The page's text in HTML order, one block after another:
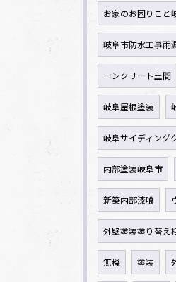
お家のお困りこと
岐阜市防水工事雨
コンクリート土間
岐阜屋根塗装
岐阜サイディング
内部塗装岐阜市
新築内部漆喰
外壁塗装塗り替え
無機 塗装